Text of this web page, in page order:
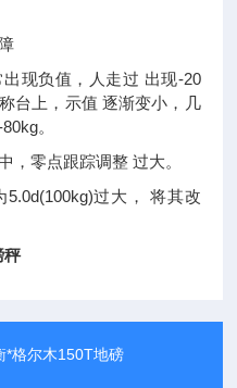
现负值，人走过 出现-20
台上，示值 逐渐变小，几
。
，零点跟踪调整 过大。
过大， 将其改
秤
*格尔木150T地磅